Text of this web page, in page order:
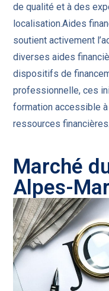
de qualité et à des
localisation.Aides
soutient activement
diverses aides
dispositifs de
professionnelle, ces
formation accessible
ressources financières.
Marché
Alpes-